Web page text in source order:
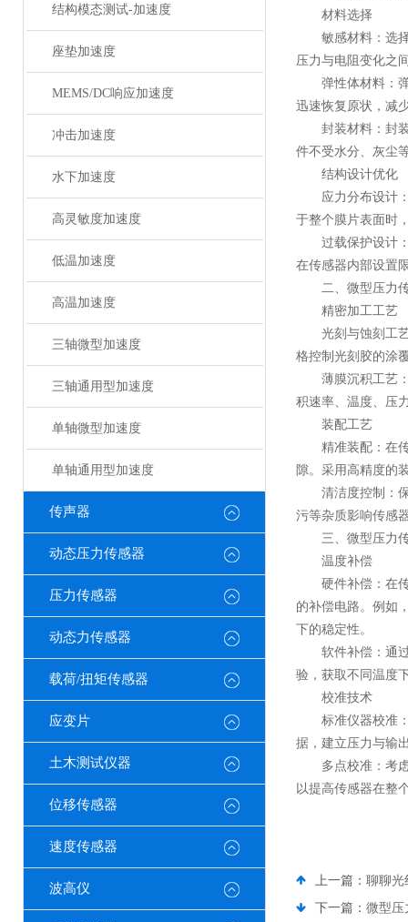
结构模态测试-加速度
座垫加速度
MEMS/DC响应加速度
冲击加速度
水下加速度
高灵敏度加速度
低温加速度
高温加速度
三轴微型加速度
三轴通用型加速度
单轴微型加速度
单轴通用型加速度
传声器
动态压力传感器
压力传感器
动态力传感器
载荷/扭矩传感器
应变片
土木测试仪器
位移传感器
速度传感器
波高仪
材料选择
敏感材料：选择
压力与电阻变化之
弹性体材料：弹
迅速恢复原状，减
封装材料：封装
件不受水分、灰尘
结构设计优化
应力分布设计：
于整个膜片表面时
过载保护设计：
在传感器内部设置
二、微型压力传
精密加工工艺
光刻与蚀刻工艺
格控制光刻胶的涂
薄膜沉积工艺：
积速率、温度、压
装配工艺
精准装配：在传
隙。采用高精度的
清洁度控制：保
污等杂质影响传感
三、微型压力传
温度补偿
硬件补偿：在传
的补偿电路。例如
下的稳定性。
软件补偿：通过
验，获取不同温度
校准技术
标准仪器校准：
据，建立压力与输
多点校准：考虑
以提高传感器在整
上一篇： 聊聊光
下一篇： 微型压